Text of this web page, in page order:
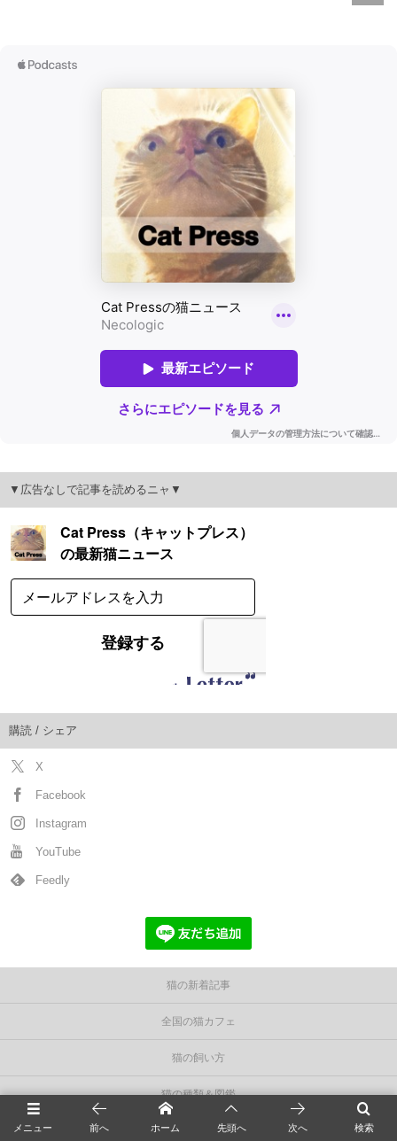
▼広告なしで記事を読めるニャ▼
購読 / シェア
X
Facebook
Instagram
YouTube
Feedly
猫の新着記事
全国の猫カフェ
猫の飼い方
猫の種類＆図鑑
猫の毛色/柄/模様
メニュー 検索
前へ ホーム 先頭へ 次へ